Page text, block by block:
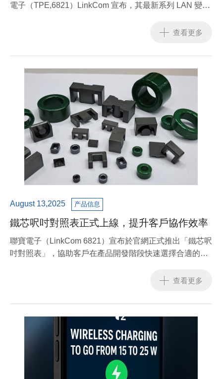
電子（TPE,6821）LinkCom 宣布，其最新系列 LAN 變壓
氣可靠性，特別適用於 PoE（乙太網路供電）應用、工業
查看更多
August 13,2025 产品信息
鐵芯呎吋對照表正式上線，提升客戶協作效率
聯寶電子（LinkCom 6821）宣布於官網正式推出「鐵芯呎
吋對照表」，協助客戶在產品開發階段快速選擇合適的鐵
查看更多